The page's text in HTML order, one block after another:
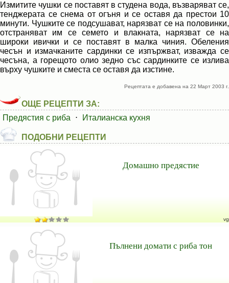
Измитите чушки се поставят в студена вода, възваряват се,
тенджерата се снема от огъня и се оставя да престои 10
минути. Чушките се подсушават, нарязват се на половинки,
отстраняват им се семето и влакната, нарязват се на
широки ивички и се поставят в малка чиния. Обеления
чесън и измачканите сардинки се изпържват, изважда се
чесъна, а горещото олио зедно със сардинките се излива
върху чушките и сместа се оставя да изстине.
Рецептата е добавена на 22 Март 2003 г.
ОЩЕ РЕЦЕПТИ ЗА:
Предястия с риба
⋅ Италианска кухня
ПОДОБНИ РЕЦЕПТИ
Домашно предястие
vg
Пълнени домати с риба тон